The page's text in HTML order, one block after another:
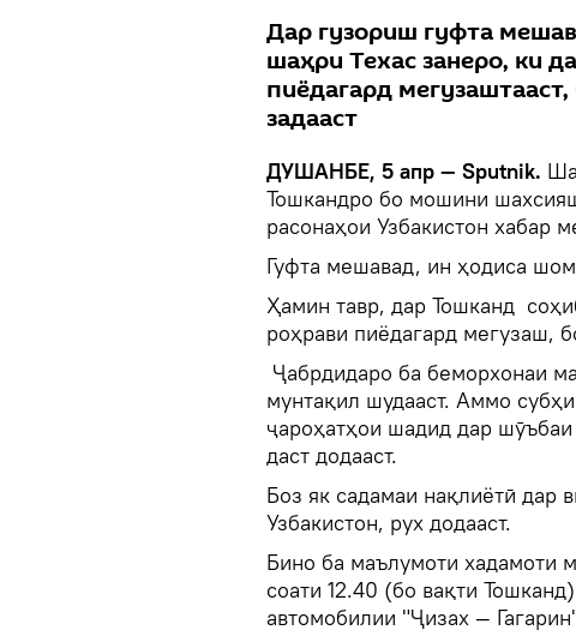
Дар гузориш гуфта
шаҳри Техас занеро, ки
пиёдагард
задааст
ДУШАНБЕ, 5 апр — Sputnik.
Тошкандро бо мошини
расонаҳои Узбакистон хабар
Гуфта мешавад, ин ҳодиса
Ҳамин тавр, дар Тошканд
роҳрави пиёдагард мегузаш,
Ҷабрдидаро ба беморхонаи
мунтақил шудааст. Аммо
ҷароҳатҳои шадид дар
даст додааст.
Боз як садамаи нақлиётӣ дар
Узбакистон, рух додааст.
Бино ба маълумоти хадамоти
соати 12.40 (бо вақти
автомобилии "Ҷизах —